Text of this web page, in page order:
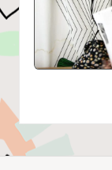
Posted
in